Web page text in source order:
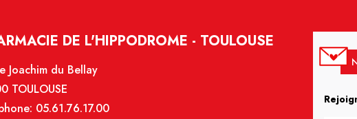
DE L'HIPPODROME - TOULOUSE
Joachim du Bellay
TOULOUSE
05.61.76.17.00